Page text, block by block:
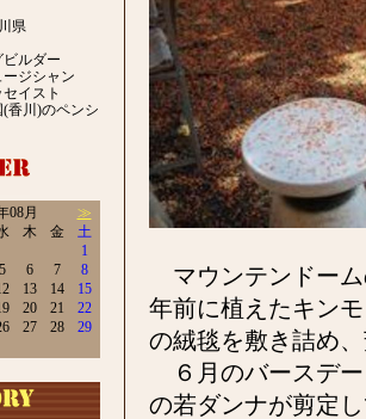
県
ルダー
ジシャン
イスト
香川)のペンシ
08月
≫
木 金
土
1
5 6 7
8
13 14
15
20 21
22
27 28
29
マウンテンドーム
年前に植えたキン
の絨毯を敷き詰め
６月のバースデー
の若ダンナが剪定